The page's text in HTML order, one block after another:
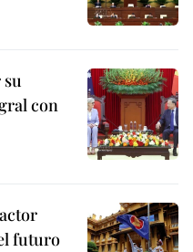
con
futuro